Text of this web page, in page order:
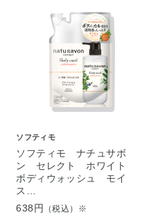
ソフティモ
ソフティモ ナチュサボ
ン セレクト ホワイト
ボディウォッシュ モイ
ス…
638円
（税込）※